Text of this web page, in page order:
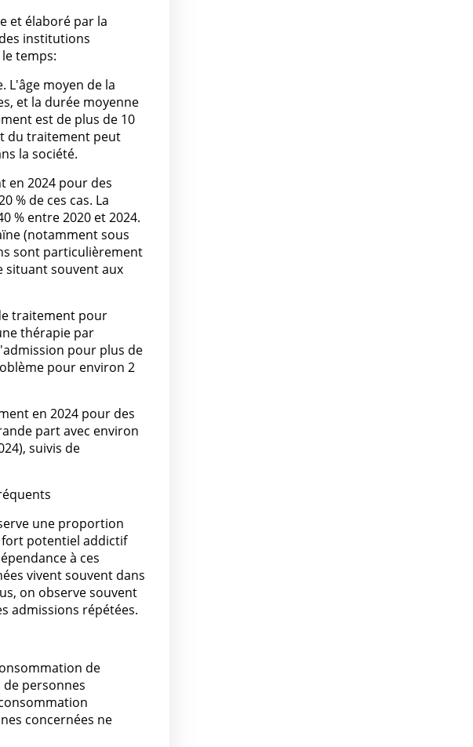
et élaboré par la
institutions
temps:
L'âge moyen de la
et la durée moyenne
est de plus de 10
du traitement peut
la société.
en 2024 pour des
% de ces cas. La
% entre 2020 et 2024.
(notamment sous
sont particulièrement
situant souvent aux
traitement pour
thérapie par
pour plus de
pour environ 2
en 2024 pour des
part avec environ
suivis de
une proportion
fort potentiel addictif
à ces
vivent souvent dans
on observe souvent
admissions répétées.
de
personnes
concernées ne